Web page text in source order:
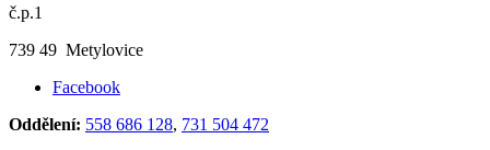
č.p.1
739 49 Metylovice
Facebook
Oddělení: 558 686 128, 731 504 472